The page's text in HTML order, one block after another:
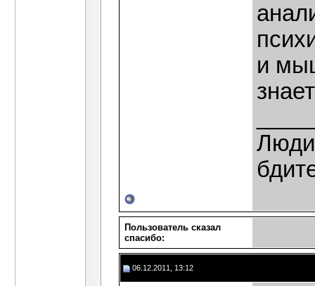
и
Пользователь сказал
cпасибо:
06.12.2011, 13:12